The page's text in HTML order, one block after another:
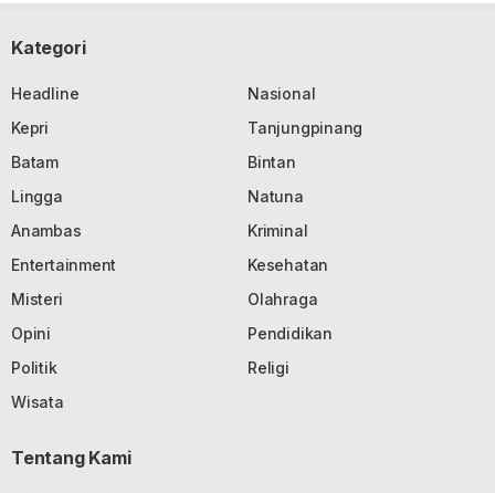
Kategori
Headline
Nasional
Kepri
Tanjungpinang
Batam
Bintan
Lingga
Natuna
Anambas
Kriminal
Entertainment
Kesehatan
Misteri
Olahraga
Opini
Pendidikan
Politik
Religi
Wisata
Tentang Kami